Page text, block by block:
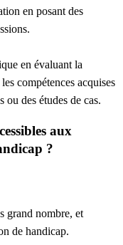
en posant des
en évaluant la
compétences acquises
ou des études de cas.
aux
?
grand nombre, et
de handicap.